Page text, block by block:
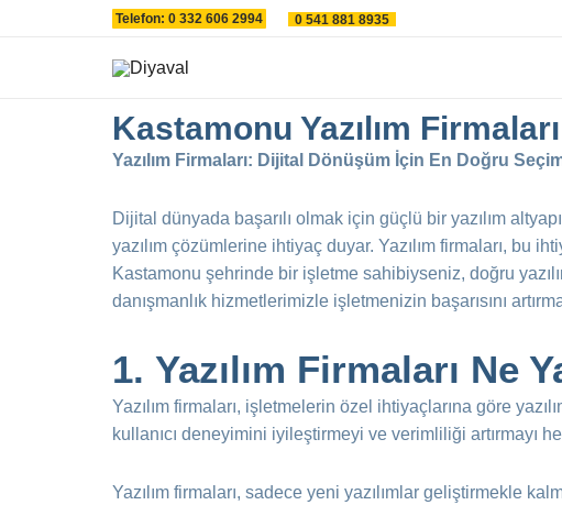
Telefon: 0 332 606 2994 0 541 881 8935
Kastamonu Yazılım Firmaları
Yazılım Firmaları: Dijital Dönüşüm İçin En Doğru
Dijital dünyada başarılı olmak için güçlü bir yazılım
yazılım çözümlerine ihtiyaç duyar. Yazılım firmaları, bu
Kastamonu şehrinde bir işletme sahibiyseniz, doğru
danışmanlık hizmetlerimizle işletmenizin başarısını
1. Yazılım Firmaları Ne
Yazılım firmaları, işletmelerin özel ihtiyaçlarına göre
kullanıcı deneyimini iyileştirmeyi ve verimliliği artırmayı
Yazılım firmaları, sadece yeni yazılımlar geliştirmekle